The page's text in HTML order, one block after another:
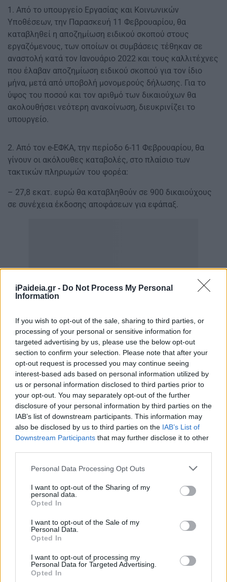
iPaideia.gr - Do Not Process My Personal
Information
If you wish to opt-out of the sale, sharing to third parties, or
processing of your personal or sensitive information for
targeted advertising by us, please use the below opt-out
section to confirm your selection. Please note that after your
opt-out request is processed you may continue seeing
interest-based ads based on personal information utilized by
us or personal information disclosed to third parties prior to
your opt-out. You may separately opt-out of the further
disclosure of your personal information by third parties on the
IAB’s list of downstream participants. This information may
also be disclosed by us to third parties on the IAB’s List of
Downstream Participants that may further disclose it to other
Please note that this website/app uses one or more Google
not limited to your visit or usage behaviour. You may click to
grant or deny consent to Google and its third-party tags to
use your data for below specified purposes in below Google
consent section.
Personal Data Processing Opt Outs
I want to opt-out of the Sharing of my
personal data.
Opted In
I want to opt-out of the Sale of my
Personal Data.
Opted In
I want to opt-out of processing my
Personal Data for Targeted Advertising.
Opted In
1. Από το υπουργείο Εργασίας και Κοινωνικών
Υποθέσεων, την Παρασκευή 11 Φεβρουαρίου, θα
καταβληθεί η αποζημίωση ειδικού σκοπού στους
εργαζόμενους, των οποίων οι συμβάσεις τέθηκαν σε
αναστολή κατά τον Ιανουάριο 2022 και τους καλλιτέχνες
που έλαβαν αποζημίωση ειδικού σκοπού για τον ίδιο
μήνα, μετά από υποβολή μονομερούς δήλωσης. Για το
ύψος του ποσού και τον αριθμό των δικαιούχων θα
ακολουθήσει νεότερη ανακοίνωση, διευκρινίζει το
υπουργείο.
2. Από τον e-ΕΦΚΑ, την περίοδο 6-11 Φεβρουαρίου, θα
γίνουν οι ακόλουθες καταβολές, στο πλαίσιο των
τακτικών πληρωμών του φορέα:
– 27,8 εκατ. ευρώ θα καταβληθούν σε 900 δικαιούχους
σε συνέχεια έκδοσης αποφάσεων για εφάπαξ.
– 13,8 εκατ. ευρώ θα καταβληθούν σε 36.485
μητρότητας, κυοφορίας, ασθενείας, ατυχήματος, έξοδα
κηδείας).